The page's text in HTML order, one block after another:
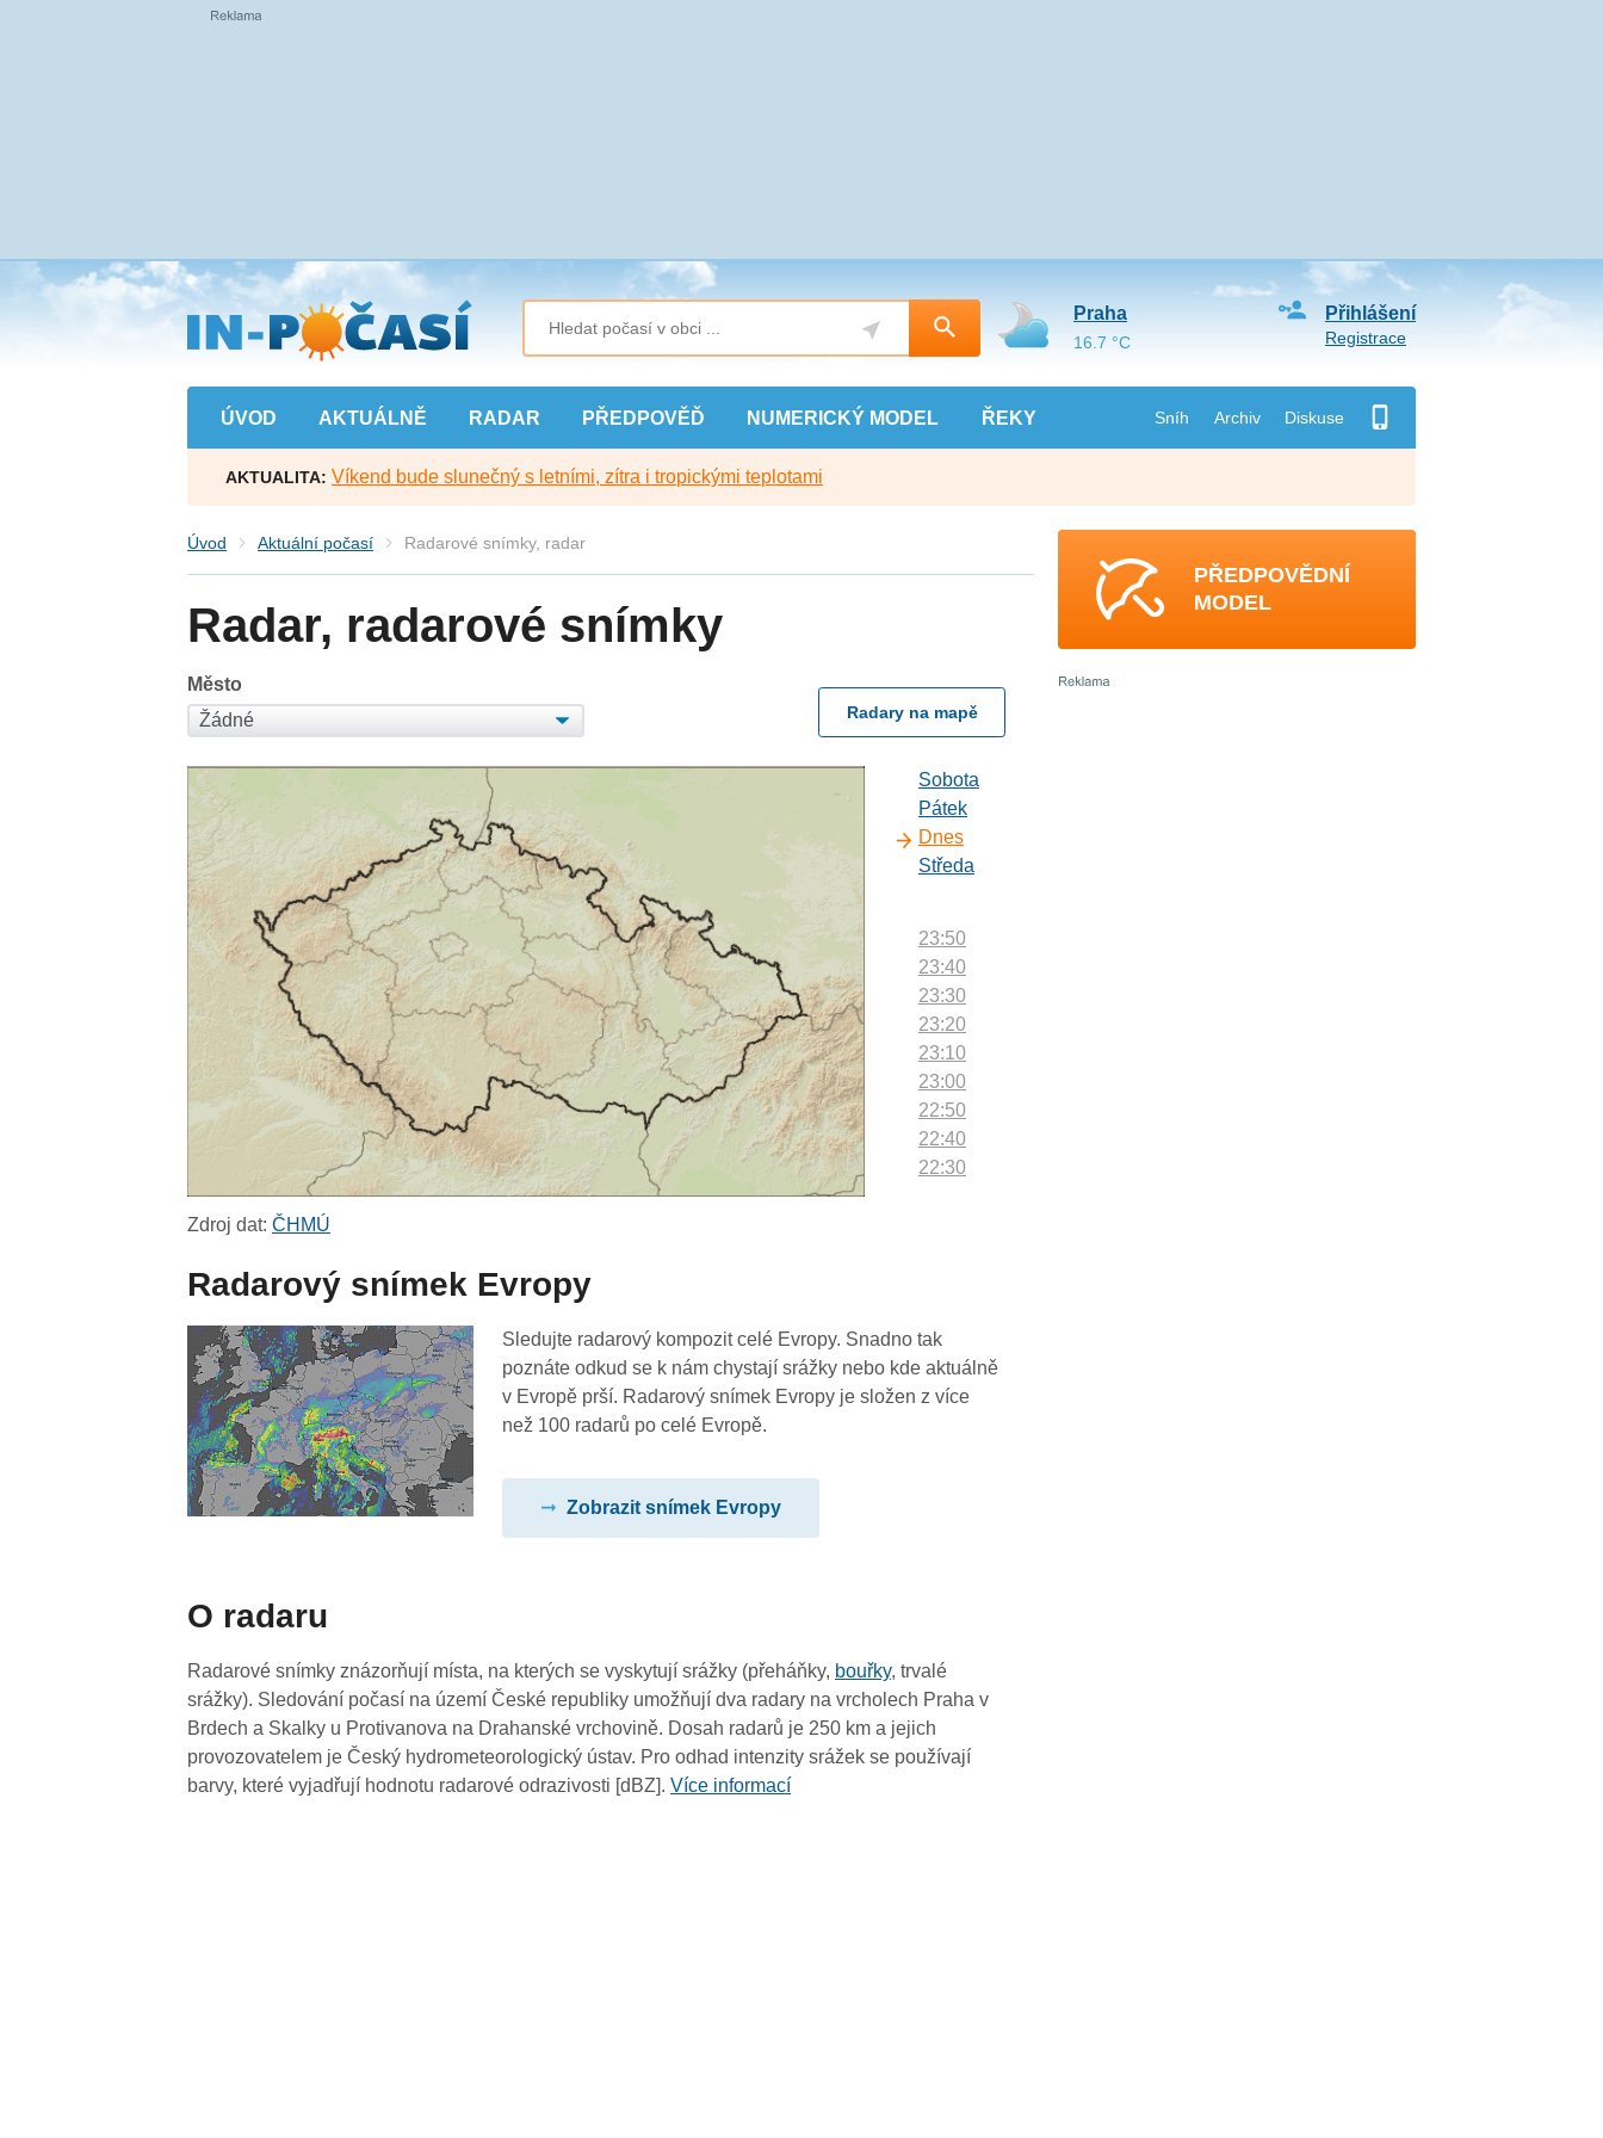
Přejít
na
hlavní
obsah
ÚVOD AKTUÁLNĚ RADAR PŘEDPOVĚĎ NUMERICKÝ MODEL ŘEKY Sníh Archiv Diskuse
Přihlášení
Registrace
Praha
16.7 °C
AKTUALITA: Víkend bude slunečný s letními, zítra i tropickými teplotami
Úvod Aktuální počasí Radarové snímky, radar
Radar, radarové snímky
Město
Radary na mapě
Sobota
Pátek
Dnes
Středa
23:50
23:40
23:30
23:20
23:10
23:00
22:50
22:40
22:30
21:30
21:20
21:10
19:30
19:20
19:10
19:00
Zdroj dat:ČHMÚ
Radarový snímek Evropy
Sledujte radarový kompozit celé Evropy. Snadno tak
poznáte odkud se k nám chystají srážky nebo kde aktuálně
v Evropě prší. Radarový snímek Evropy je složen z více
než 100 radarů po celé Evropě.
Zobrazit snímek Evropy
O radaru
Radarové snímky znázorňují místa, na kterých se vyskytují srážky (přeháňky, bouřky, trvalé
srážky). Sledování počasí na území České republiky umožňují dva radary na vrcholech Praha v
Brdech a Skalky u Protivanova na Drahanské vrchovině. Dosah radarů je 250 km a jejich
provozovatelem je Český hydrometeorologický ústav. Pro odhad intenzity srážek se používají
barvy, které vyjadřují hodnotu radarové odrazivosti [dBZ].Více informací
PŘEDPOVĚDNÍ
MODEL